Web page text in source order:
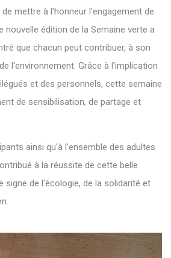
mettre à l'honneur l'engagement de
nouvelle édition de la Semaine verte a
que chacun peut contribuer, à son
l'environnement. Grâce à l'implication
et des personnels, cette semaine
de sensibilisation, de partage et
ainsi qu'à l'ensemble des adultes
à la réussite de cette belle
signe de l'écologie, de la solidarité et